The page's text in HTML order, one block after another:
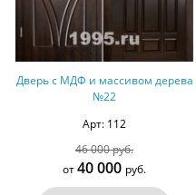
Дверь с МДФ и массивом дерева
№22
Арт: 112
46 000 руб.
от40 000 руб.